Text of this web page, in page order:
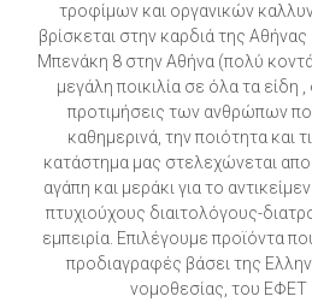
τροφίμων και οργανικών
βρίσκεται στην καρδιά της
Μπενάκη 8 στην Αθήνα (πολύ
μεγάλη ποικιλία σε όλα τα είδη
προτιμήσεις των ανθρώπων
καθημερινά, την ποιότητα και
κατάστημα μας στελεχώνεται
αγάπη και μεράκι για το
πτυχιούχους διαιτολόγους-
εμπειρία. Επιλέγουμε προϊόντα
προδιαγραφές βάσει της
νομοθεσίας, του ΕΦΕΤ